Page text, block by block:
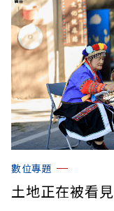
數位專題
土地正在被看見